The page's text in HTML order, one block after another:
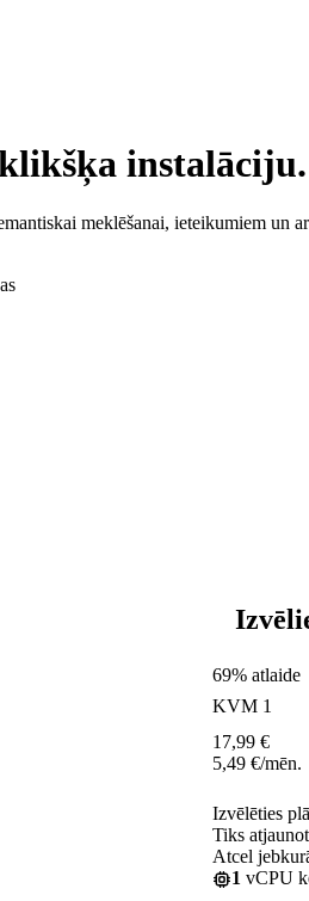
instalāciju.
meklēšanai, ieteikumiem un
69% atlaide
KVM 1
17,99 €
5,49 €/mēn.
Izvēlēties
Tiks
Atcel
1 vCPU